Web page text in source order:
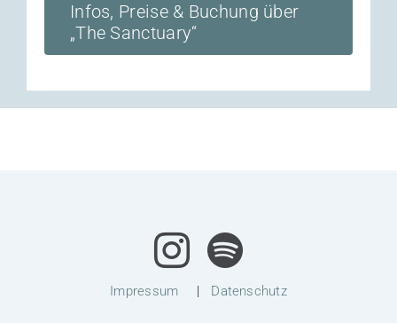
Infos, Preise & Buchung über
„The Sanctuary“
Impressum Datenschutz